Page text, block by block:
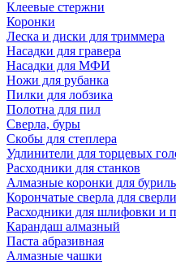
Клеевые стержни
Коронки
Леска и диски для триммера
Насадки для гравера
Насадки для МФИ
Ножи для рубанка
Пилки для лобзика
Полотна для пил
Сверла, буры
Скобы для степлера
Удлинители для торцевых
Расходники для станков
Алмазные коронки для
Корончатые сверла для
Расходники для шлифовки и
Карандаш алмазный
Паста абразивная
Алмазные чашки